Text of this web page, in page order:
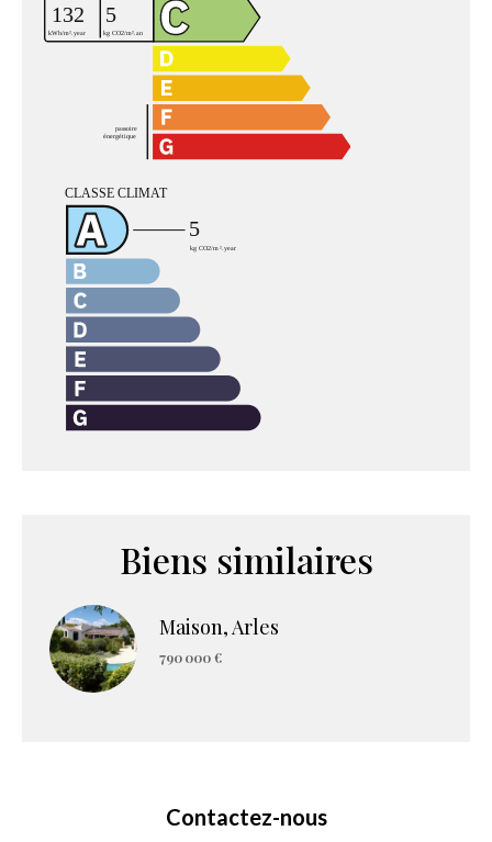
Biens similaires
Maison, Arles
790 000 €
Contactez-nous